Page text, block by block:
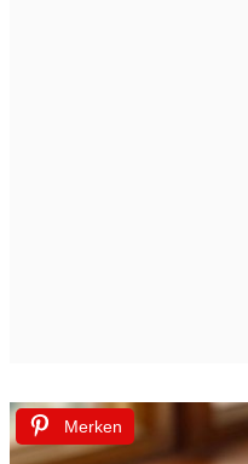
Merken